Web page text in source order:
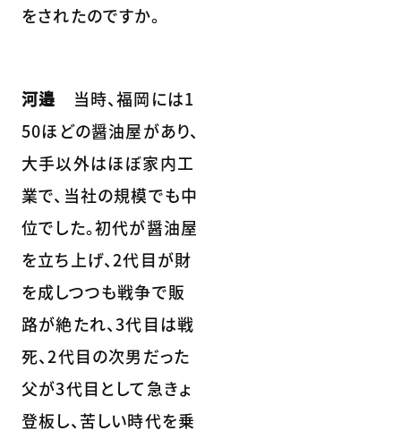
をされたのですか。
河邉 当時、福岡には1
50ほどの醤油屋があり、
大手以外はほぼ家内工
業で、当社の規模でも中
位でした。初代が醤油屋
を立ち上げ、2代目が財
を成しつつも戦争で販
路が絶たれ、3代目は戦
死、2代目の次男だった
父が3代目として急きょ
登板し、苦しい時代を乗